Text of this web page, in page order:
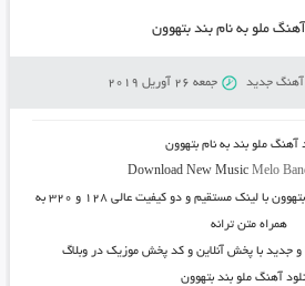
ملو به نام بند بتهوون
آهنگ جدید جمعه 26 آوریل 2019
آهنگ ملو بند به نام بتهوون
Download New MusicMelo
بتهوون
با لینک مستقیم و دو کیفیت عالی ۱۲۸ و ۳۲۰ به
همراه متن ترانه
و جدید با پخش آنلاین و کد پخش موزیک در وبلاگ
آهنگ ملو بند بتهوون